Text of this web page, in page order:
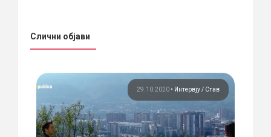
Слични објави
29.10.2020 • Интервју Став